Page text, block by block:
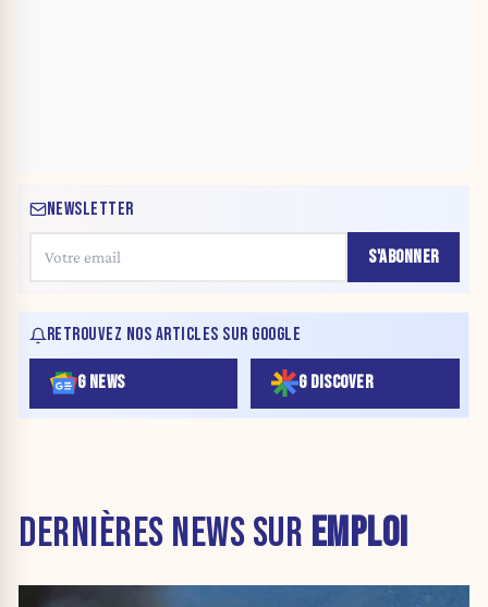
NEWSLETTER
S'ABONNER
RETROUVEZ NOS ARTICLES SUR GOOGLE
G NEWS G DISCOVER
DERNIÈRES NEWS SUR EMPLOI